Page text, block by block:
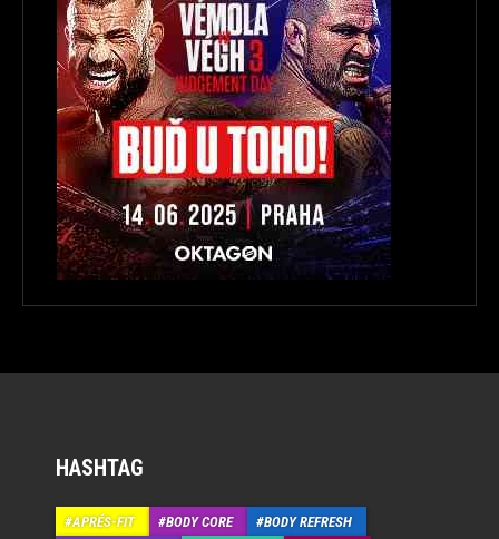
HASHTAG
APRÉS-FIT BODY CORE
BODY REFRESH